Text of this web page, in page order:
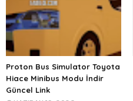
Proton Bus Simulator Toyota
Hiace Minibus Modu İndir
Güncel Link